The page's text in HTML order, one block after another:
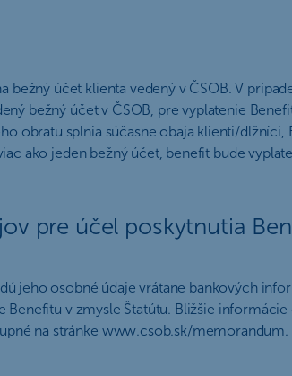
účet klienta vedený v ČSOB. V
bežný účet v ČSOB, pre vyplatenie
obratu splnia súčasne obaja klienti/
ako jeden bežný účet, benefit bude
pre účel poskytnutia
jeho osobné údaje vrátane bankových
Benefitu v zmysle Štatútu. Bližšie
na stránke www.csob.sk/memorandum.